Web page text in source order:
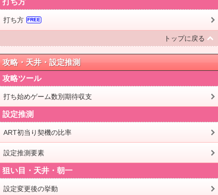
打ち方 FREE
トップに戻る
攻略・天井・設定推測
攻略ツール
打ち始めゲーム数別期待収支
設定推測
ART初当り契機の比率
設定推測要素
狙い目・天井・朝一
設定変更後の挙動